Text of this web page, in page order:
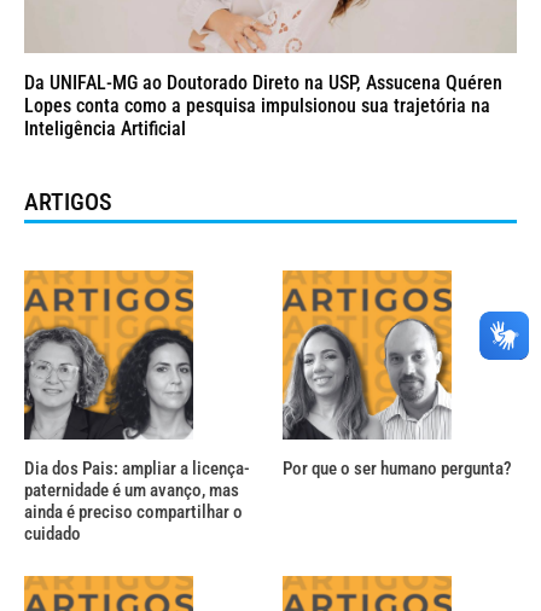
Da UNIFAL-MG ao Doutorado Direto na USP, Assucena Quéren
Lopes conta como a pesquisa impulsionou sua trajetória na
Inteligência Artificial
ARTIGOS
Dia dos Pais: ampliar a licença-
paternidade é um avanço, mas
ainda é preciso compartilhar o
cuidado
Por que o ser humano pergunta?